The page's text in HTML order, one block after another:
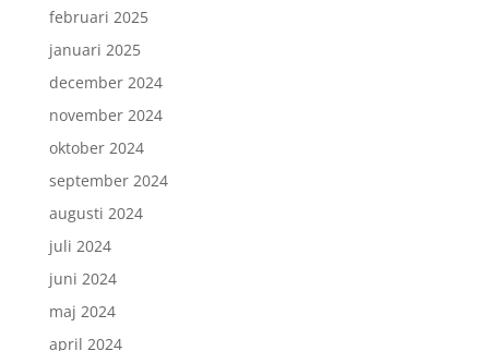
februari 2025
januari 2025
december 2024
november 2024
oktober 2024
september 2024
augusti 2024
juli 2024
juni 2024
maj 2024
april 2024